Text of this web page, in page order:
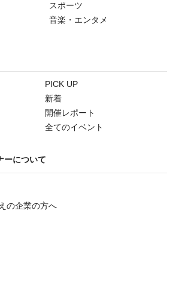
スポーツ
音楽・エンタメ
PICK UP
新着
開催レポート
全てのイベント
ーについて
の企業の方へ